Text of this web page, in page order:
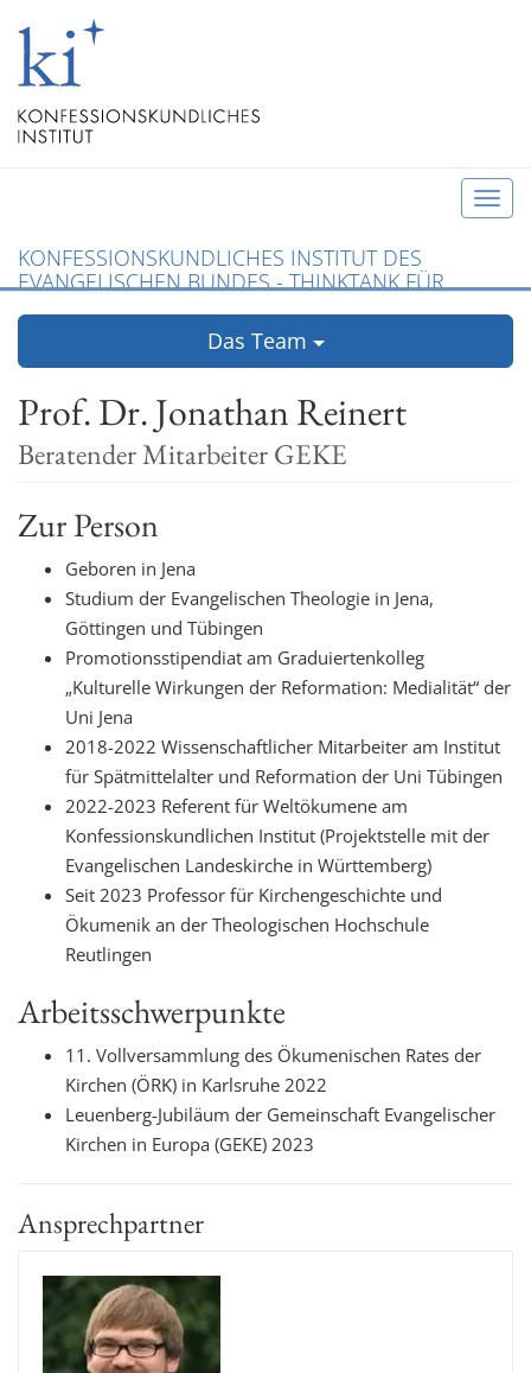
T
g
l
KONFESSIONSKUNDLICHES INSTITUT DES
EVANGELISCHEN BUNDES - THINKTANK FÜR
Das Team
Prof. Dr. Jonathan Reinert
Beratender Mitarbeiter GEKE
Zur Person
Geboren in Jena
Studium der Evangelischen Theologie in Jena,
Göttingen und Tübingen
Promotionsstipendiat am Graduiertenkolleg
„Kulturelle Wirkungen der Reformation: Medialität“ der
Uni Jena
2018-2022 Wissenschaftlicher Mitarbeiter am Institut
für Spätmittelalter und Reformation der Uni Tübingen
2022-2023 Referent für Weltökumene am
Konfessionskundlichen Institut (Projektstelle mit der
Evangelischen Landeskirche in Württemberg)
Seit 2023 Professor für Kirchengeschichte und
Ökumenik an der Theologischen Hochschule
Reutlingen
Arbeitsschwerpunkte
11. Vollversammlung des Ökumenischen Rates der
Kirchen (ÖRK) in Karlsruhe 2022
Leuenberg-Jubiläum der Gemeinschaft Evangelischer
Kirchen in Europa (GEKE) 2023
Ansprechpartner